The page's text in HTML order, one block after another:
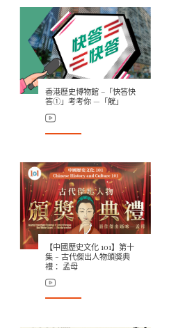
香港歷史博物館 –「快答快
答①」考考你 —「觥」
【中國歷史文化 101】第十
集 - 古代傑出人物頒獎典
禮： 孟母